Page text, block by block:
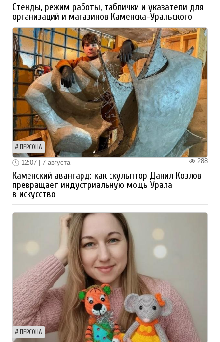
Стенды, режим работы, таблички и указатели для
организаций и магазинов Каменска-Уральского
ПЕРСОНА
288
12:07 | 7 августа
Каменский авангард: как скульптор Данил Козлов
превращает индустриальную мощь Урала
в искусство
ПЕРСОНА